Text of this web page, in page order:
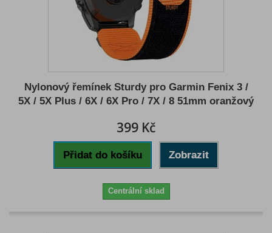
Nylonový řemínek Sturdy pro Garmin Fenix 3 /
5X / 5X Plus / 6X / 6X Pro / 7X / 8 51mm oranžový
399 Kč
Přidat do košíku Zobrazit
Centrální sklad